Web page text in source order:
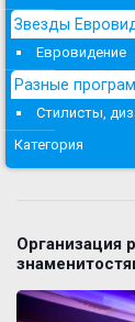
Звезды
Евровидение
Разные
Стилисты,
Категория
Организация